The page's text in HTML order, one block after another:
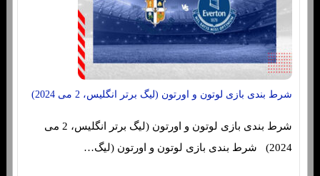
شرط بندی بازی لوتون و اورتون (لیگ برتر انگلیس، 2 می 2024)
شرط بندی بازی لوتون و اورتون (لیگ برتر انگلیس، 2 می
2024) شرط بندی بازی لوتون و اورتون (لیگ…